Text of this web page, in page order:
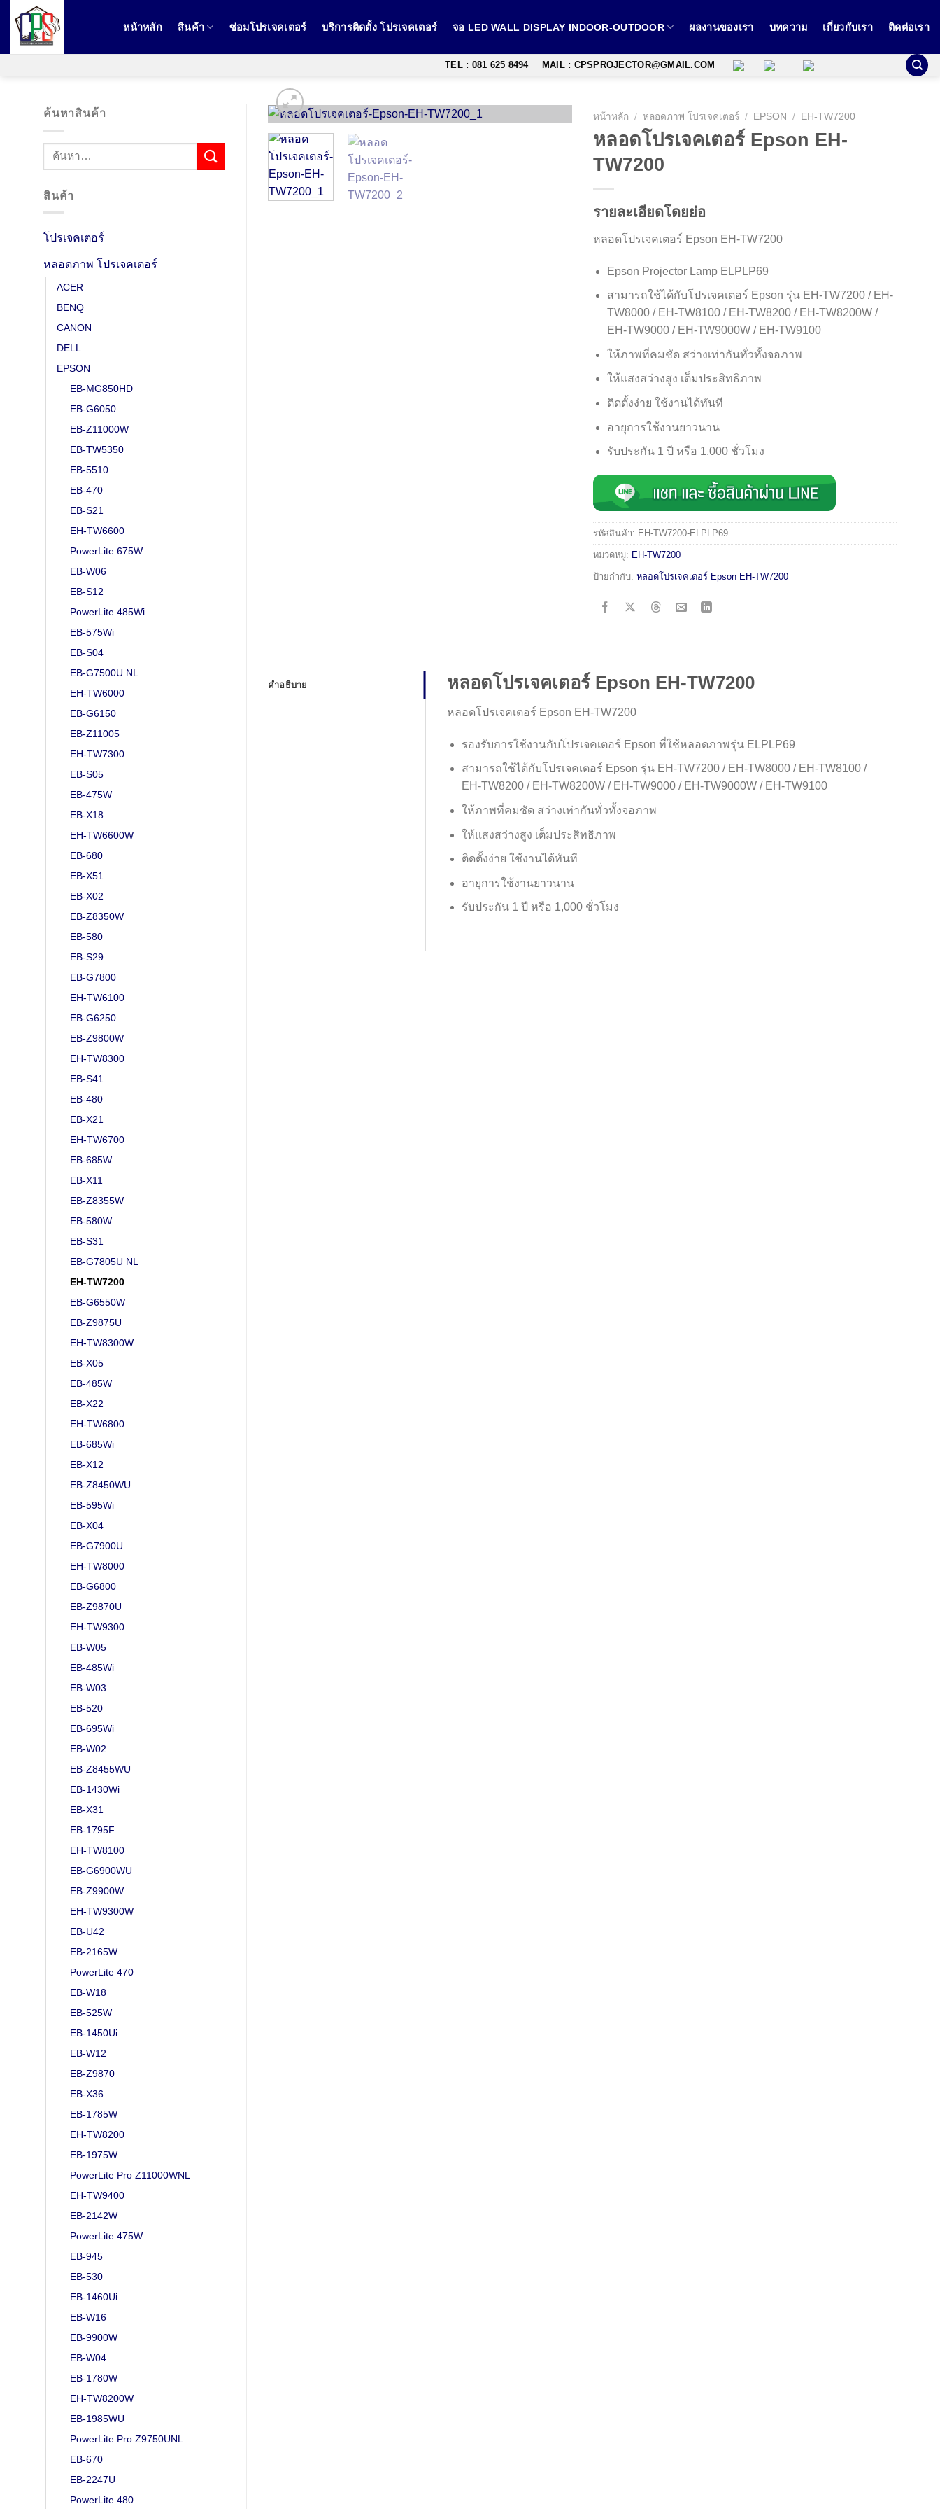
หน้าหลัก สินค้า ซ่อมโปรเจคเตอร์ บริการติดตั้ง โปรเจคเตอร์ จอ LED WALL DISPLAY INDOOR-OUTDOOR ผลงานของเรา บทความ เกี่ยวกับเรา ติดต่อเรา
TEL : 081 625 8494 MAIL : CPSPROJECTOR@GMAIL.COM
ค้นหาสินค้า
ค้นหา:
สินค้า
โปรเจคเตอร์
หลอดภาพ โปรเจคเตอร์
ACER
BENQ
CANON
DELL
EPSON
EB-MG850HD
EB-G6050
EB-Z11000W
EB-TW5350
EB-5510
EB-470
EB-S21
EH-TW6600
PowerLite 675W
EB-W06
EB-S12
PowerLite 485Wi
EB-575Wi
EB-S04
EB-G7500U NL
EH-TW6000
EB-G6150
EB-Z11005
EH-TW7300
EB-S05
EB-475W
EB-X18
EH-TW6600W
EB-680
EB-X51
EB-X02
EB-Z8350W
EB-580
EB-S29
EB-G7800
EH-TW6100
EB-G6250
EB-Z9800W
EH-TW8300
EB-S41
EB-480
EB-X21
EH-TW6700
EB-685W
EB-X11
EB-Z8355W
EB-580W
EB-S31
EB-G7805U NL
EH-TW7200
EB-G6550W
EB-Z9875U
EH-TW8300W
EB-X05
EB-485W
EB-X22
EH-TW6800
EB-685Wi
EB-X12
EB-Z8450WU
EB-595Wi
EB-X04
EB-G7900U
EH-TW8000
EB-G6800
EB-Z9870U
EH-TW9300
EB-W05
EB-485Wi
EB-W03
EB-520
EB-695Wi
EB-W02
EB-Z8455WU
EB-1430Wi
EB-X31
EB-1795F
EH-TW8100
EB-G6900WU
EB-Z9900W
EH-TW9300W
EB-U42
EB-2165W
PowerLite 470
EB-W18
EB-525W
EB-1450Ui
EB-W12
EB-Z9870
EB-X36
EB-1785W
EH-TW8200
EB-1975W
PowerLite Pro Z11000WNL
EH-TW9400
EB-2142W
PowerLite 475W
EB-945
EB-530
EB-1460Ui
EB-W16
EB-9900W
EB-W04
EB-1780W
EH-TW8200W
EB-1985WU
PowerLite Pro Z9750UNL
EB-670
EB-2247U
PowerLite 480
หน้าหลัก / หลอดภาพ โปรเจคเตอร์ / EPSON / EH-TW7200
หลอดโปรเจคเตอร์ Epson EH-
TW7200
รายละเอียดโดยย่อ
หลอดโปรเจคเตอร์ Epson EH-TW7200
Epson Projector Lamp ELPLP69
สามารถใช้ได้กับโปรเจคเตอร์ Epson รุ่น EH-TW7200 / EH-
TW8000 / EH-TW8100 / EH-TW8200 / EH-TW8200W /
EH-TW9000 / EH-TW9000W / EH-TW9100
ให้ภาพที่คมชัด สว่างเท่ากันทั่วทั้งจอภาพ
ให้แสงสว่างสูง เต็มประสิทธิภาพ
ติดตั้งง่าย ใช้งานได้ทันที
อายุการใช้งานยาวนาน
รับประกัน 1 ปี หรือ 1,000 ชั่วโมง
รหัสสินค้า: EH-TW7200-ELPLP69
หมวดหมู่: EH-TW7200
ป้ายกำกับ: หลอดโปรเจคเตอร์ Epson EH-TW7200
คำอธิบาย หลอดโปรเจคเตอร์ Epson EH-TW7200
หลอดโปรเจคเตอร์ Epson EH-TW7200
รองรับการใช้งานกับโปรเจคเตอร์ Epson ที่ใช้หลอดภาพรุ่น ELPLP69
สามารถใช้ได้กับโปรเจคเตอร์ Epson รุ่น EH-TW7200 / EH-TW8000 / EH-TW8100 /
EH-TW8200 / EH-TW8200W / EH-TW9000 / EH-TW9000W / EH-TW9100
ให้ภาพที่คมชัด สว่างเท่ากันทั่วทั้งจอภาพ
ให้แสงสว่างสูง เต็มประสิทธิภาพ
ติดตั้งง่าย ใช้งานได้ทันที
อายุการใช้งานยาวนาน
รับประกัน 1 ปี หรือ 1,000 ชั่วโมง